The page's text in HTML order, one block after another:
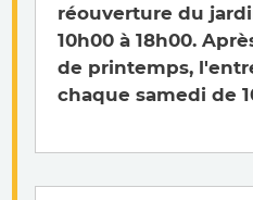
réouverture du
10h00 à 18h00.
de printemps,
chaque samedi de